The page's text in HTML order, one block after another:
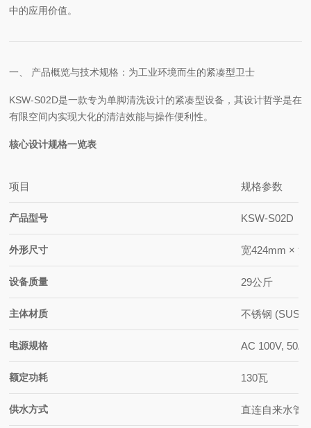
中的应用价值。
一、 产品概览与技术规格：为工业环境而生的紧凑型卫士
KSW-S02D是一款专为单脚清洗设计的紧凑型设备，其设计哲学是在
有限空间内实现大化的清洁效能与操作便利性。
核心设计规格一览表
项目 规格参数
产品型号 KSW-S02D（
外形尺寸 宽424mm ×
设备质量 29公斤
主体材质 不锈钢
电源规格 AC 100V, 50/
额定功耗 130瓦
供水方式 直连自来水管